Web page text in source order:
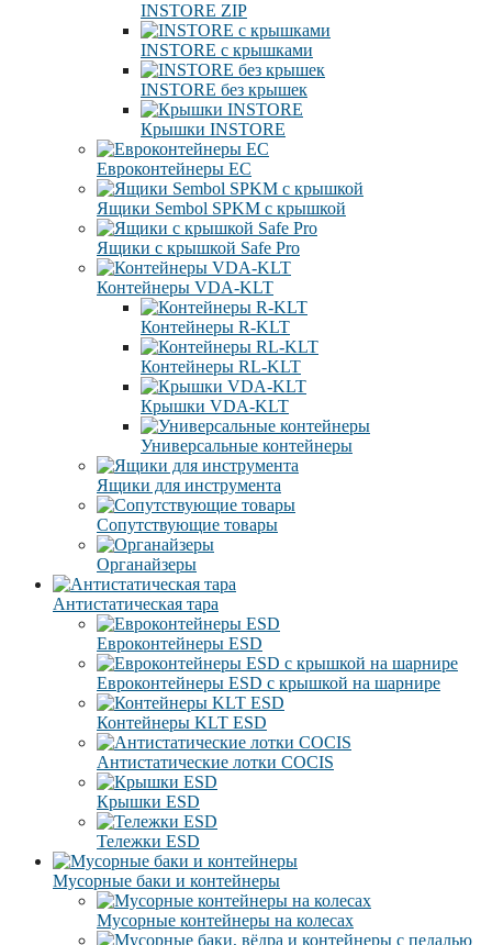
INSTORE ZIP
INSTORE с крышками
INSTORE без крышек
Крышки INSTORE
Евроконтейнеры ЕC
Ящики Sembol SPKM с крышкой
Ящики с крышкой Safe Pro
Контейнеры VDA-KLT
Контейнеры R-KLT
Контейнеры RL-KLT
Крышки VDA-KLT
Универсальные контейнеры
Ящики для инструмента
Сопутствующие товары
Органайзеры
Антистатическая тара
Eвроконтейнеры ЕSD
Евроконтейнеры ESD с крышкой на шарнире
Контейнеры KLT ESD
Антистатические лотки COCIS
Крышки ESD
Тележки ESD
Мусорные баки и контейнеры
Мусорные контейнеры на колесах